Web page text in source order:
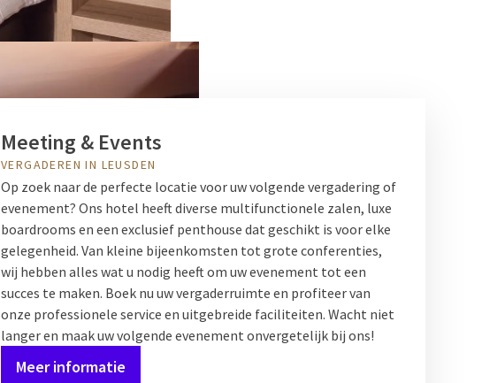
Meeting & Events
VERGADEREN IN LEUSDEN
Op zoek naar de perfecte locatie voor uw volgende vergadering of
evenement? Ons hotel heeft diverse multifunctionele zalen, luxe
boardrooms en een exclusief penthouse dat geschikt is voor elke
gelegenheid. Van kleine bijeenkomsten tot grote conferenties,
wij hebben alles wat u nodig heeft om uw evenement tot een
succes te maken. Boek nu uw vergaderruimte en profiteer van
onze professionele service en uitgebreide faciliteiten. Wacht niet
langer en maak uw volgende evenement onvergetelijk bij ons!
Meer informatie